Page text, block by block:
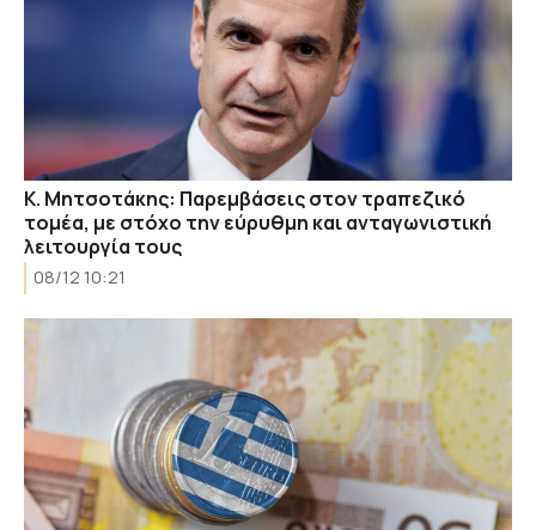
Κ. Μητσοτάκης: Παρεμβάσεις στον τραπεζικό
τομέα, με στόχο την εύρυθμη και ανταγωνιστική
λειτουργία τους
08/12 10:21